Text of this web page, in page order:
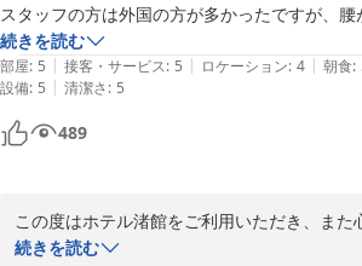
これからも皆様に快適で思い出に残るご滞在
スタッフ一同努めてまいります。
また熱海へお越しの際は、ぜひ当館をご利用
フ一同、心よりお待ち申し上げております。
熱海温泉 熱海 ホテル渚館
スタッフの方は外国の方が多かったですが、腰
化を大切にしてくださってます。
徒歩圏内には、ビーチ、コンビニ、ファミレス
も困ることはなかったです。
入湯料はお支払いしましたが、今回わたしは、
た。楽しみにしていたので残念でしたが、
お部屋も広く快適で、アメニティもですが、お
ったり、大浴場のフリードリンクであったり、
続きを読む
部屋: 5 | 接客・サービス: 5 | ロケーション: 4 | 朝食:
設備: 5 | 清潔さ: 5
489
この度はホテル渚館をご利用いただき、また
せいただきまして誠にありがとうございます。
続きを読む